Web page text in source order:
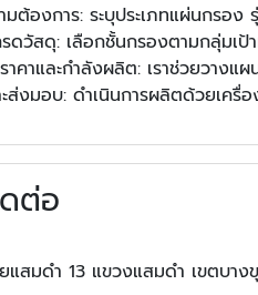
มต้องการ: ระบุประเภทแผ่นกรอ
รดวัสดุ: เลือกชั้นกรองตามกลุ่มเ
ราคาและกำลังผลิต: เราช่วยวา
ส่งมอบ: ดำเนินการผลิตด้วยเครื่อ
ต่อ
สมดำ 13 แขวงแสมดำ เขตบาง